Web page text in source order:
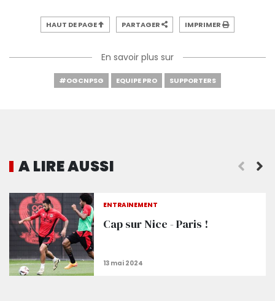
HAUT DE PAGE PARTAGER IMPRIMER
En savoir plus sur
#OGCNPSG EQUIPE PRO SUPPORTERS
A LIRE AUSSI
ENTRAÎNEMENT
Cap sur Nice - Paris !